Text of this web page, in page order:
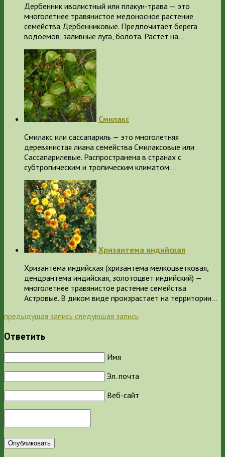
Дербенник иволистный или плакун-трава — это
многолетнее травянистое медоносное растение
семейства Дербенниковые. Предпочитает берега
водоемов, заливные луга, болота. Растет на…
Смилакс
Смилакс или сассапариль — это многолетняя
деревянистая лиана семейства Смилаксовые или
Сассапарилевые. Распространена в странах с
субтропическим и тропическим климатом.…
Хризантема индийская
Хризантема индийская (хризантема мелкоцветковая,
дендрантема индийская, золотоцвет индийский) —
многолетнее травянистое растение семейства
Астровые. В диком виде произрастает на территории…
предыдущая запись следующая запись
Ответить
Имя
Эл. почта
Веб-сайт
Опубликовать